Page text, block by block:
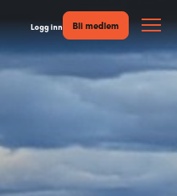
Logg inn Bli medlem